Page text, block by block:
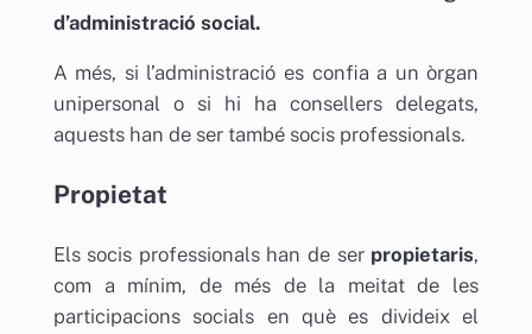
d’administració social.
A més, si l’administració es confia a un òrgan
unipersonal o si hi ha consellers delegats,
aquests han de ser també socis professionals.
Propietat
Els socis professionals han de ser propietaris,
com a mínim, de més de la meitat de les
participacions socials en què es divideix el